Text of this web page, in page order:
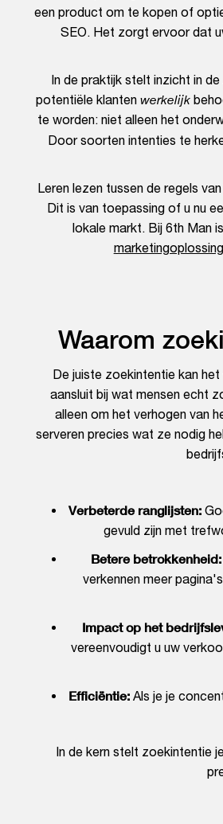
een product om te kopen of
SEO. Het zorgt ervoor dat
In de praktijk stelt inzicht in
potentiële klantenwerkelijk
te worden: niet alleen het
Door soorten intenties te
Leren lezen tussen de regels
Dit is van toepassing of u nu
lokale markt. Bij 6th Man
Waarom
De juiste zoekintentie kan
aansluit bij wat mensen echt
alleen om het verhogen van
serveren precies wat ze nodig
Verbeterde ranglijsten:
gevuld zijn met
Betere betrokkenheid:
verkennen meer
Impact op het
vereenvoudigt u uw
Efficiëntie:Als je je
In de kern stelt zoekintentie